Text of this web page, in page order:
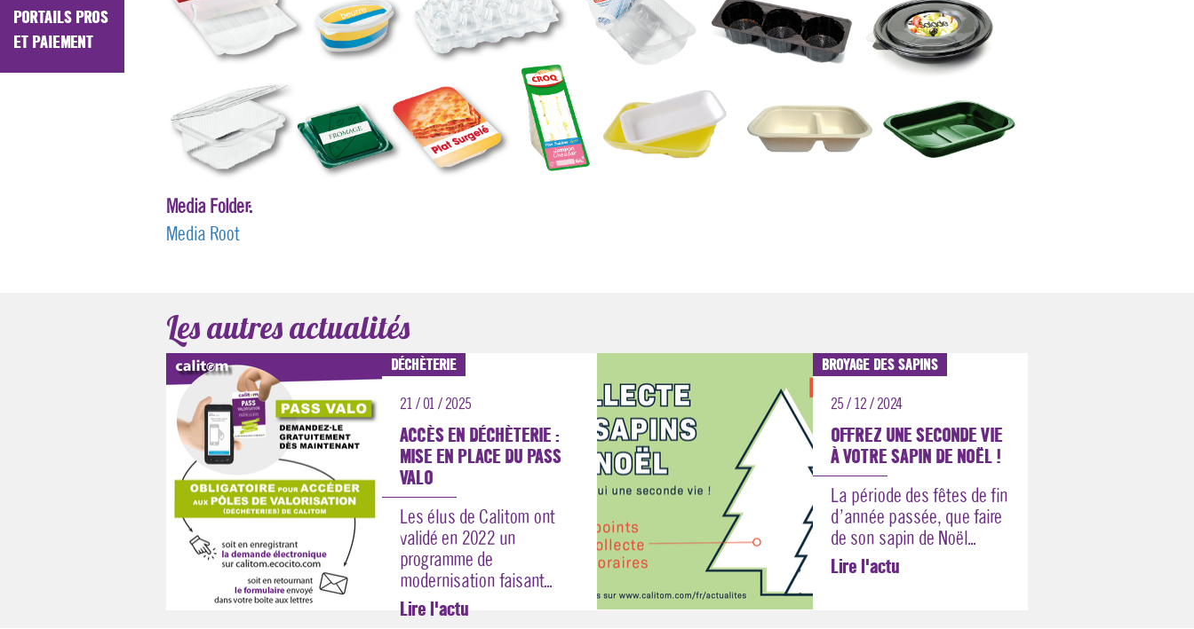
PORTAILS PROS
ET PAIEMENT
Media Folder:
Media Root
Les autres actualités
DÉCHÈTERIE
21 / 01 / 2025
ACCÈS EN DÉCHÈTERIE :
MISE EN PLACE DU PASS
VALO
Les élus de Calitom ont
validé en 2022 un
programme de
modernisation faisant...
Lire l'actu
BROYAGE DES SAPINS
25 / 12 / 2024
OFFREZ UNE SECONDE VIE
À VOTRE SAPIN DE NOËL !
La période des fêtes de fin
d’année passée, que faire
de son sapin de Noël...
Lire l'actu